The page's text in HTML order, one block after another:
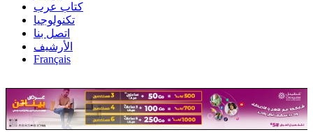
كتاب عرب
تكنولوجيا
اتصل بنا
الأرشيف
Français